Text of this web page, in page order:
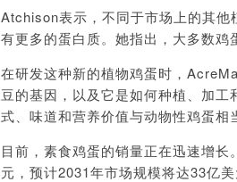
Atchison表示，不同于市场上的其
有更多的蛋白质。她指出，大多数鸡
在研发这种新的植物鸡蛋时，
豆的基因，以及它是如何种植、加
式、味道和营养价值与动物性鸡蛋相
目前，素食鸡蛋的销量正在迅速增长
元，预计2031年市场规模将达33亿